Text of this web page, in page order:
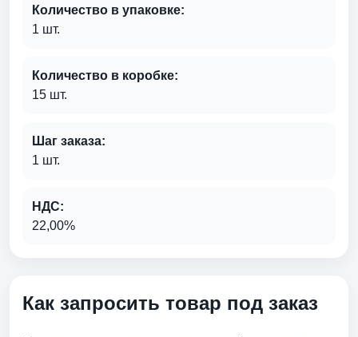
Количество в упаковке:
1 шт.
Количество в коробке:
15 шт.
Шаг заказа:
1 шт.
НДС:
22,00%
Как запросить товар под заказ